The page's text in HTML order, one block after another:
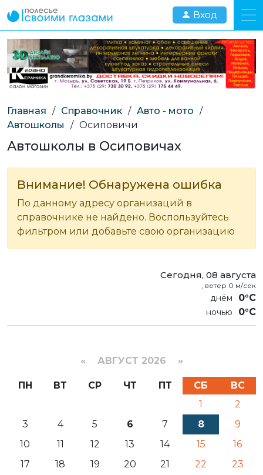
Вход
Главная / Справочник / Авто - мото /
Автошколы
/ Осиповичи
Автошколы в Осиповичах
Внимание! Обнаружена ошибка
По данному адресу организаций в
справочнике не найдено. Воспользуйтесь
фильтром или добавьте свою организацию
Сегодня, 08 августа
, ветер 0 м/сек
0°C
0°C
« АВГУСТ 2026 »
ПН ВТ СР ЧТ ПТ СБ
ВС
1
2
3
4 5 6 7 8
9
10
11 12 13 14 15
16
17
18 19 20 21 22
23